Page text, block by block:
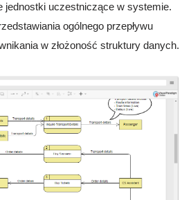
jednostki uczestniczące w systemie.
ogólnego przepływu
w złożoność struktury danych.